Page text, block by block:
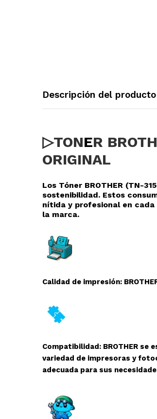
Descripción del producto
▷TONER
ORIGINAL
Los Tóner BROTHER (TN-
sostenibilidad. Estos
nítida y profesional en
la marca.
Calidad de impresión:
Compatibilidad: BROTHER
variedad de impresoras y
adecuada para sus